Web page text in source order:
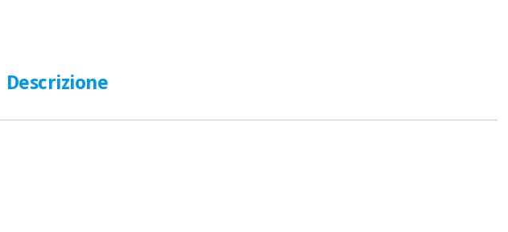
Descrizione